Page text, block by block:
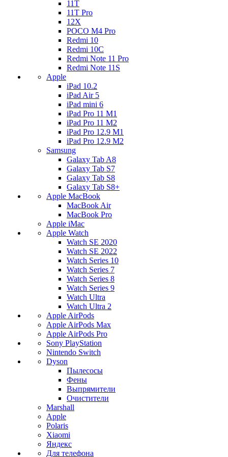
11T
11T Pro
12X
POCO M4 Pro
Redmi 10
Redmi 10C
Redmi Note 11 Pro
Redmi Note 11S
Apple
iPad 10.2
iPad Air 5
iPad mini 6
iPad Pro 11 M1
iPad Pro 11 M2
iPad Pro 12.9 M1
iPad Pro 12.9 M2
Samsung
Galaxy Tab A8
Galaxy Tab S7
Galaxy Tab S8
Galaxy Tab S8+
Apple MacBook
MacBook Air
MacBook Pro
Apple iMac
Apple Watch
Watch SE 2020
Watch SE 2022
Watch Series 10
Watch Series 7
Watch Series 8
Watch Series 9
Watch Ultra
Watch Ultra 2
Apple AirPods
Apple AirPods Max
Apple AirPods Pro
Sony PlayStation
Nintendo Switch
Dyson
Пылесосы
Фены
Выпрямители
Очистители
Marshall
Apple
Polaris
Xiaomi
Яндекс
Для телефона